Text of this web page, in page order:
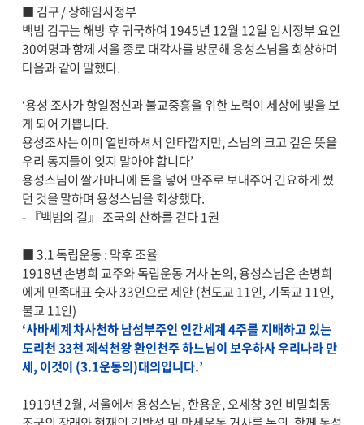
■ 김구 / 상해임시정부
백범 김구는 해방 후 귀국하여 1945년 12월 12일 임시정부 요인
30여명과 함께 서울 종로 대각사를 방문해 용성스님을 회상하며
다음과 같이 말했다.
‘용성 조사가 항일정신과 불교중흥을 위한 노력이 세상에 빛을 보
게 되어 기쁩니다.
용성조사는 이미 열반하셔서 안타깝지만, 스님의 크고 깊은 뜻을
우리 동지들이 잊지 말아야 합니다’
용성스님이 쌀가마니에 돈을 넣어 만주로 보내주어 긴요하게 썼
던 것을 말하며 용성스님을 회상했다.
- 『백범의 길』 조국의 산하를 걷다 1권
■ 3.1 독립운동 : 막후 조율
1918년 손병희 교주와 독립운동 거사 논의, 용성스님은 손병희
에게 민족대표 숫자 33인으로 제안 (천도교 11인, 기독교 11인,
불교 11인)
‘사바세계 차사천하 남섬부주인 인간세계 4주를 지배하고 있는
도리천 33천 제석천왕 환인천주 하느님이 보우하사 우리나라 만
세, 이것이 (3.1운동의)대의입니다.’
1919년 2월, 서울에서 용성스님, 한용운, 오세창 3인 비밀회동